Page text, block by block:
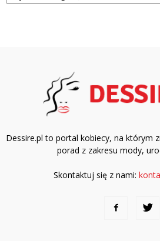
Dessire.pl to portal kobiecy, na którym
porad z zakresu mody,
Skontaktuj się z nami: